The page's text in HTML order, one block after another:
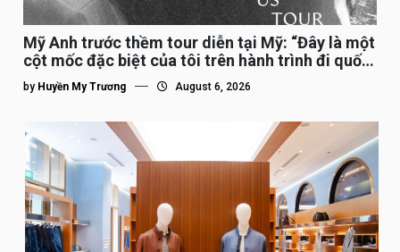
Mỹ Anh trước thềm tour diễn tại Mỹ: “Đây là một
cột mốc đặc biệt của tôi trên hành trình đi quốc
tế”
by Huyền My Trương August 6, 2026